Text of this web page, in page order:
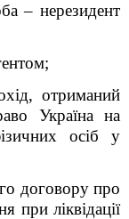
– нерезидент
отриманий
Україна на
осіб у
договору про
при ліквідації